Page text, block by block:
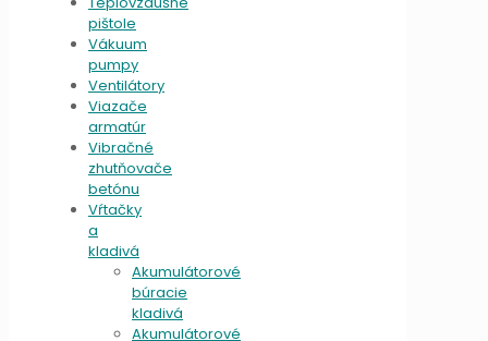
pištole
Vákuum
pumpy
Ventilátory
Viazače
armatúr
Vibračné
zhutňovače
betónu
Vŕtačky
a
kladivá
Akumulátorové
búracie
kladivá
Akumulátorové